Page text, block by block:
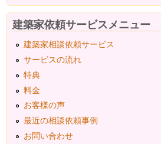
建築家依頼サービスメニュー
建築家相談依頼サービス
サービスの流れ
特典
料金
お客様の声
最近の相談依頼事例
お問い合わせ